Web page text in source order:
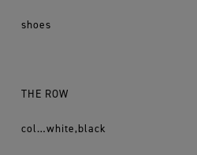
shoes
THE ROW
col…white,black